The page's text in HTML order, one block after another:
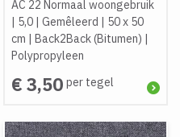
AC 22 Normaal woongebruik
| 5,0 | Gemêleerd | 50 x 50
cm | Back2Back (Bitumen) |
Polypropyleen
€ 3,50 per tegel